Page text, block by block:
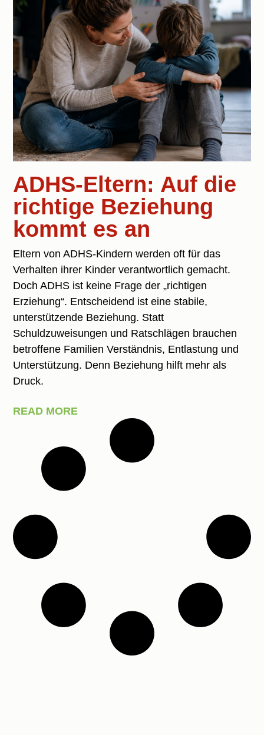
ADHS-Eltern: Auf die
richtige Beziehung
kommt es an
Eltern von ADHS-Kindern werden oft für das
Verhalten ihrer Kinder verantwortlich gemacht.
Doch ADHS ist keine Frage der „richtigen
Erziehung“. Entscheidend ist eine stabile,
unterstützende Beziehung. Statt
Schuldzuweisungen und Ratschlägen brauchen
betroffene Familien Verständnis, Entlastung und
Unterstützung. Denn Beziehung hilft mehr als
Druck.
READ MORE